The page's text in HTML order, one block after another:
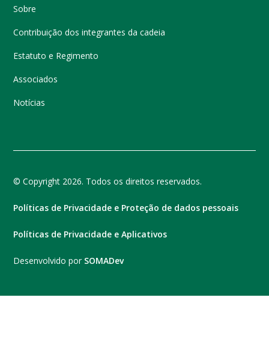
Sobre
Contribuição dos integrantes da cadeia
Estatuto e Regimento
Associados
Notícias
© Copyright 2026. Todos os direitos reservados.
Políticas de Privacidade e Proteção de dados pessoais
Políticas de Privacidade e Aplicativos
Desenvolvido por SOMADev